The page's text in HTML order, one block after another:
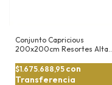
Conjunto Capricious
200x200cm Resortes Alta
$1.675.688,95 con
Transferencia